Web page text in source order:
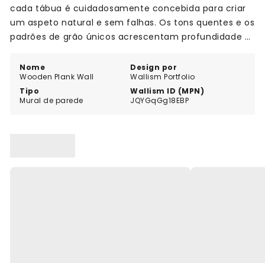
Nome
Wooden Plank Wall
Design por
Wallism Portfolio
Tipo
Mural de parede
Wallism ID (MPN)
JQYGqGg18EBP
cada tábua é cuidadosamente concebida para criar
um aspeto natural e sem falhas. Os tons quentes e os
padrões de grão únicos acrescentam profundidade e
aborrecidas e olá a um ponto focal deslumbrante que
impressionará os convidados e o fará sorrir sempre
que entrar na divisão.